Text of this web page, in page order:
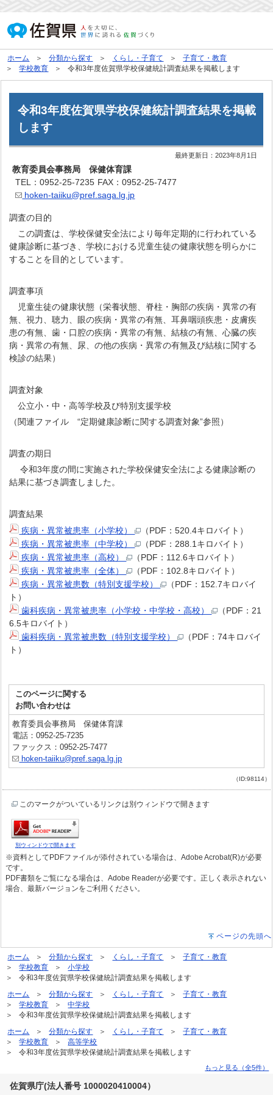
ホーム 分類から探す くらし・子育て
子育て・教育
学校教育
令和3年度佐賀県学校保健統計調査結果を掲載します
令和3年度佐賀県学校保健統計調査結果を掲載
します
最終更新日：2023年8月1日
教育委員会事務局 保健体育課
TEL：0952-25-7235 FAX：0952-25-7477
hoken-taiiku@pref.saga.lg.jp
調査の目的
この調査は、学校保健安全法により毎年定期的に行われている
健康診断に基づき、学校における児童生徒の健康状態を明らかに
することを目的としています。
調査事項
児童生徒の健康状態（栄養状態、脊柱・胸部の疾病・異常の有
無、視力、聴力、眼の疾病・異常の有無、耳鼻咽頭疾患・皮膚疾
患の有無、歯・口腔の疾病・異常の有無、結核の有無、心臓の疾
病・異常の有無、尿、の他の疾病・異常の有無及び結核に関する
検診の結果）
調査対象
公立小・中・高等学校及び特別支援学校
（関連ファイル “定期健康診断に関する調査対象”参照）
調査の期日
令和3年度の間に実施された学校保健安全法による健康診断の
結果に基づき調査しました。
調査結果
疾病・異常被患率（小学校）
（PDF：520.4キロバイト）
疾病・異常被患率（中学校）
（PDF：288.1キロバイト）
疾病・異常被患率（高校）
（PDF：112.6キロバイト）
疾病・異常被患率（全体）
（PDF：102.8キロバイト）
疾病・異常被患数（特別支援学校）
（PDF：152.7キロバイ
ト）
歯科疾病・異常被患率（小学校・中学校・高校）
（PDF：21
6.5キロバイト）
歯科疾病・異常被患数（特別支援学校）
（PDF：74キロバイ
ト）
このページに関する
お問い合わせは
教育委員会事務局 保健体育課
電話：0952-25-7235
ファックス：0952-25-7477
hoken-taiiku@pref.saga.lg.jp
（ID:98114）
このマークがついているリンクは別ウィンドウで開きます
別ウィンドウで開きます
※資料としてPDFファイルが添付されている場合は、Adobe Acrobat(R)が必要
です。
PDF書類をご覧になる場合は、Adobe Readerが必要です。正しく表示されない
場合、最新バージョンをご利用ください。
ページの先頭へ
ホーム 分類から探す くらし・子育て
子育て・教育
学校教育
小学校
令和3年度佐賀県学校保健統計調査結果を掲載します
ホーム
分類から探す くらし・子育て
子育て・教育
学校教育
中学校
令和3年度佐賀県学校保健統計調査結果を掲載します
ホーム
分類から探す くらし・子育て
子育て・教育
学校教育
高等学校
令和3年度佐賀県学校保健統計調査結果を掲載します
もっと見る（全5件）
佐賀県庁(法人番号 1000020410004）